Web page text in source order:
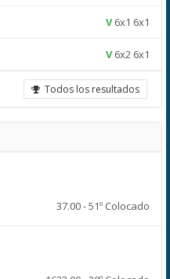
V6x1 6x1
V6x2 6x1
Todos los resultados
37.00 - 51º Colocado